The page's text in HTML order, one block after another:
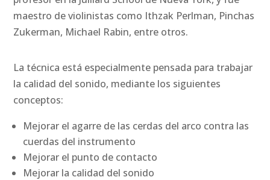
maestro de violinistas como Ithzak Perlman, Pinchas
Zukerman, Michael Rabin, entre otros.
La técnica está especialmente pensada para trabajar
la calidad del sonido, mediante los siguientes
conceptos:
Mejorar el agarre de las cerdas del arco contra las
cuerdas del instrumento
Mejorar el punto de contacto
Mejorar la calidad del sonido